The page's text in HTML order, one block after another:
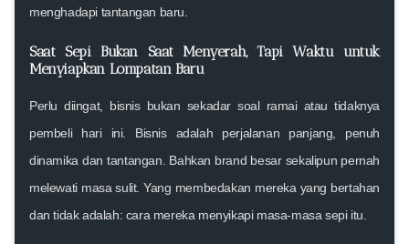
menghadapi tantangan baru.
Saat Sepi Bukan Saat Menyerah, Tapi Waktu untuk
Menyiapkan Lompatan Baru
Perlu diingat, bisnis bukan sekadar soal ramai atau tidaknya
pembeli hari ini. Bisnis adalah perjalanan panjang , penuh
dinamika dan tantangan. Bahkan brand besar sekalipun pernah
melewati masa sulit. Yang membedakan mereka yang bertahan
dan tidak adalah: cara mereka menyikapi masa-masa sepi itu